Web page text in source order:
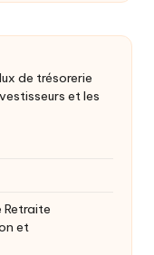
de trésorerie
et les
Retraite
et